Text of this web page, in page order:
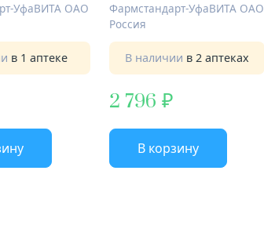
УфаВИТА ОАО
в 1 аптеке
Фармстандарт-УфаВИТА ОАО
Россия
В наличии в 2 аптеках
2 796
В корзину